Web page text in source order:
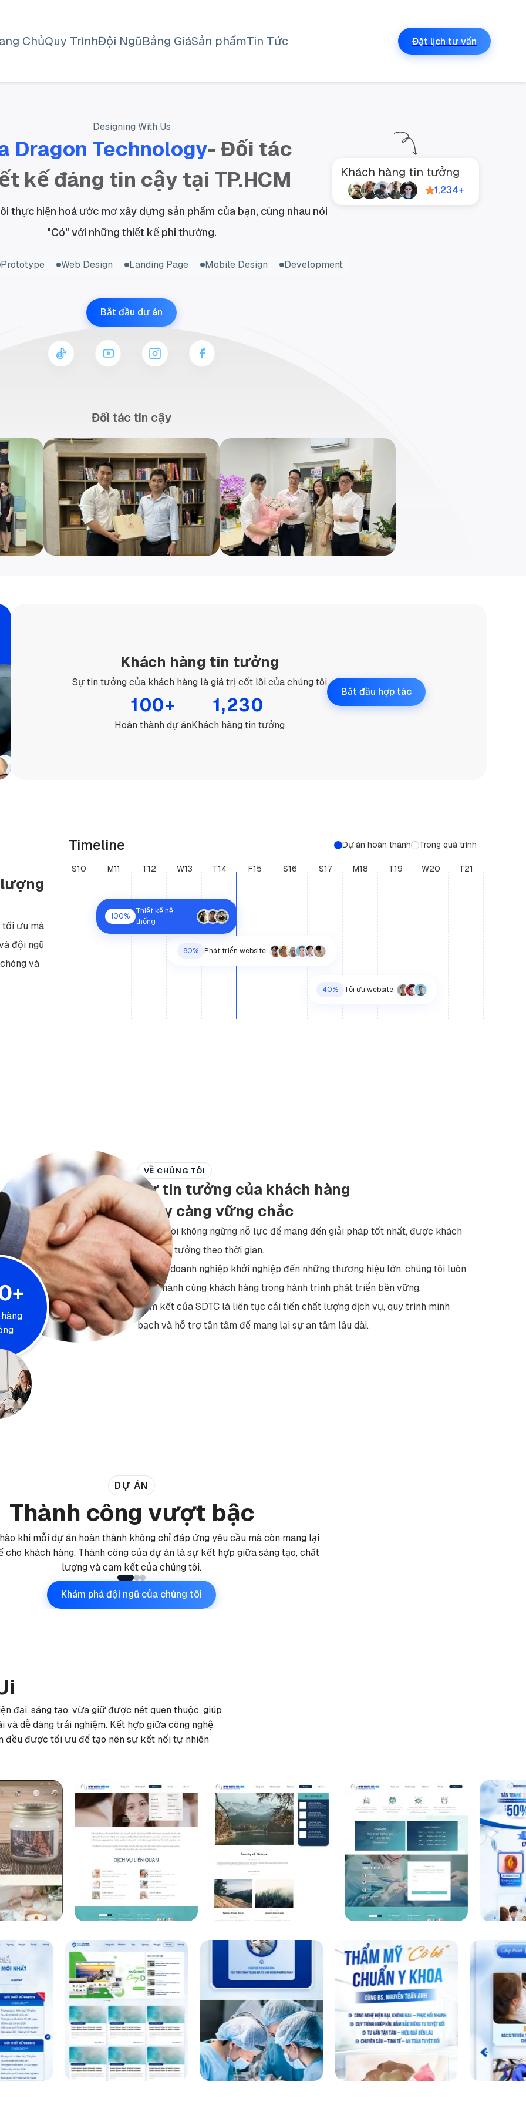
ChủQuy TrìnhĐội NgũBảng GiáSản phẩmTin Tức Đặt lịch tư vấn
Designing With Us
Dragon Technology- Đối tác
kế đáng tin cậy tại TP.HCM
thực hiện hoá ước mơ xây dựng sản phẩm của bạn, cùng nhau nói
"Có" với những thiết kế phi thường.
Khách hàng tin tưởng
1,234+
Prototype Web Design Landing Page Mobile Design Development
Bắt đầu dự án
Đối tác tin cậy
Khách hàng tin tưởng
Sự tin tưởng của khách hàng là giá trị cốt lõi của chúng tôi
100+
Hoàn thành dự án
1,230
Khách hàng tin tưởng
Bắt đầu hợp tác
tối ưu mà
đội ngũ
và
Timeline Dự án hoàn thành Trong quá trình
S10 M11 T12 W13 T14 F15 S16 S17 M18 T19 W20 T21
100%
Thiết kế hệ
thống
80% Phát triển website
40% Tối ưu website
VỀ CHÚNG TÔI
Sự tin tưởng của khách hàng
ngày càng vững chắc
Chúng tôi không ngừng nỗ lực để mang đến giải pháp tốt nhất, được khách
hàng tin tưởng theo thời gian.
Từ các doanh nghiệp khởi nghiệp đến những thương hiệu lớn, chúng tôi luôn
đồng hành cùng khách hàng trong hành trình phát triển bền vững.
Cam kết của SDTC là liên tục cải tiến chất lượng dịch vụ, quy trình minh
bạch và hỗ trợ tận tâm để mang lại sự an tâm lâu dài.
DỰ ÁN
Thành công vượt bậc
khi mỗi dự án hoàn thành không chỉ đáp ứng yêu cầu mà còn mang lại
khách hàng. Thành công của dự án là sự kết hợp giữa sáng tạo, chất
lượng và cam kết của chúng tôi.
hiệu. Tối ưu trải nghiệm người dùng với hình ảnh chất lượng cao, bố
Khám phá đội ngũ của chúng tôi
đại, sáng tạo, vừa giữ được nét quen thuộc, giúp
dễ dàng trải nghiệm. Kết hợp giữa công nghệ
đều được tối ưu để tạo nên sự kết nối tự nhiên